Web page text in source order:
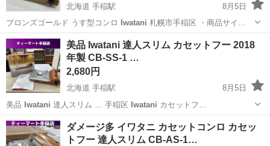
北海道 手稲駅
8月5日
ブロンズゴールド うす型コンロ
Iwatani 札幌市手稲区 ・商品サイ…
北海道 札幌市 手稲駅 調理器具
美品 Iwatani 達人スリム カセットフー 2018
年製 CB-SS-1 …
2,680円
北海道 手稲駅
8月5日
美品 Iwatani 達人スリム … 手稲区 Iwatani カセットフ…
北海道 札幌市 調理器具
ダメージ多 イワタニ カセットコンロ カセッ
トフー 達人スリム CB-AS-1…